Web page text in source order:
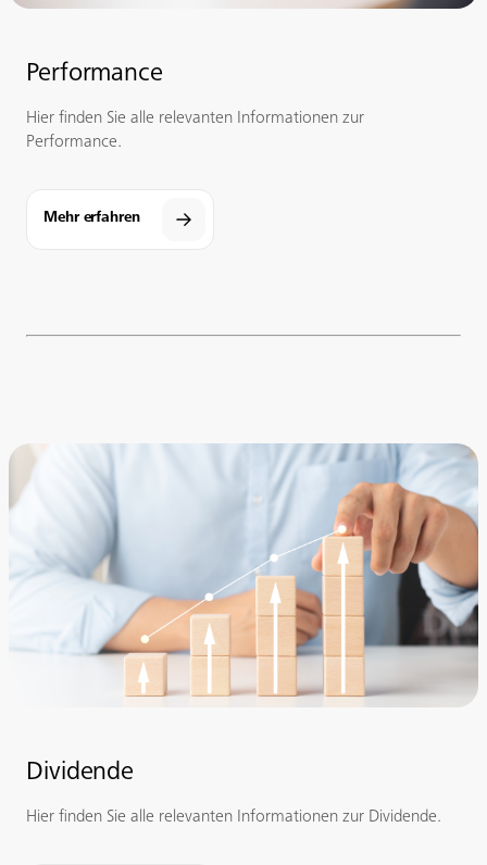
Performance
Hier finden Sie alle relevanten Informationen zur
Performance.
Mehr erfahren
Dividende
Hier finden Sie alle relevanten Informationen zur Dividende.